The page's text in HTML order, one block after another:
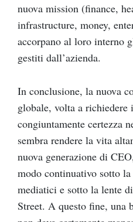
nuova mission (finance,
infrastructure, money,
accorpano al loro interno
gestiti dall’azienda.
In conclusione, la nuova
globale, volta a richiedere
congiuntamente certezza
sembra rendere la vita
nuova generazione di
modo continuativo sotto
mediatici e sotto la lente
Street. A questo fine, una